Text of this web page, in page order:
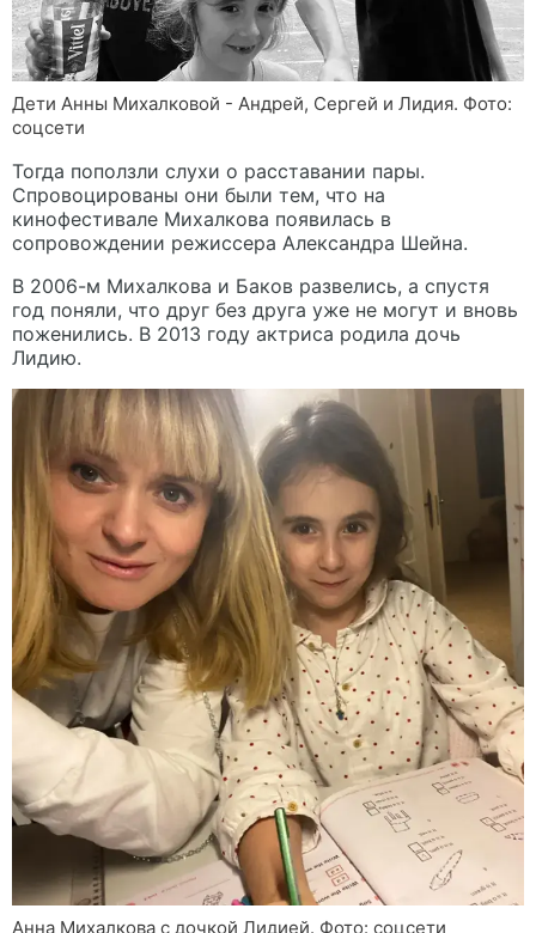
Дети Анны Михалковой - Андрей, Сергей и Лидия. Фото:
соцсети
Тогда поползли слухи о расставании пары.
Спровоцированы они были тем, что на
кинофестивале Михалкова появилась в
сопровождении режиссера Александра Шейна.
В 2006-м Михалкова и Баков развелись, а спустя
год поняли, что друг без друга уже не могут и вновь
поженились. В 2013 году актриса родила дочь
Лидию.
Анна Михалкова с дочкой Лидией. Фото: соцсети